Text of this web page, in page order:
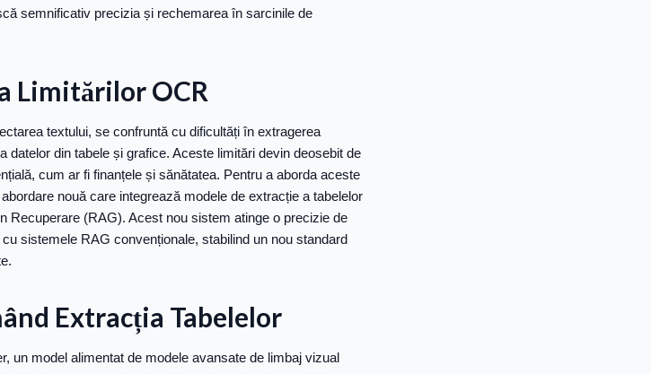
semnificativ precizia și rechemarea în sarcinile de
Limitărilor OCR
textului, se confruntă cu dificultăți în extragerea
datelor din tabele și grafice. Aceste limitări devin deosebit de
cum ar fi finanțele și sănătatea. Pentru a aborda aceste
nouă care integrează modele de extracție a tabelelor
Recuperare (RAG). Acest nou sistem atinge o precizie de
sistemele RAG convenționale, stabilind un nou standard
Extracția Tabelelor
un model alimentat de modele avansate de limbaj vizual